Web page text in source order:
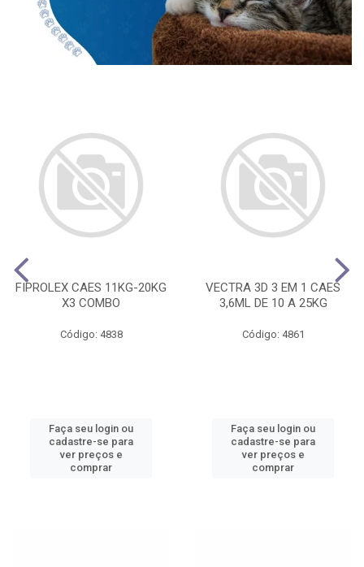
FIPROLEX CAES 11KG-20KG
X3 COMBO
Código: 4838
Faça seu login ou
cadastre-se para
ver preços e
comprar
VECTRA 3D 3 EM 1 CAES
3,6ML DE 10 A 25KG
Código: 4861
Faça seu login ou
cadastre-se para
ver preços e
comprar